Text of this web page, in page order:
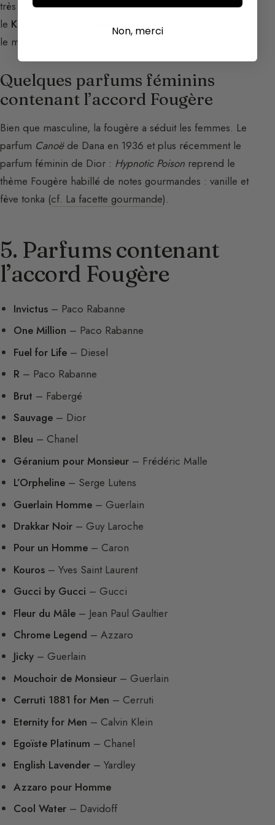
très vibrantes et très puissantes et viriles comme leZ11
le Karanal Ambrocénide Limbanol
le même style.
Quelques parfums féminins
contenant l’accord Fougère
Bien que masculine, la fougère a séduit les femmes. Le
parfum Canoëde Dana en 1936 et plus récemment le
parfum féminin de Dior : Hypnotic Poison reprend le
thème Fougère habillé de notes gourmandes : vanille et
fève tonka (cf. La facette gourmande).
5. Parfums contenant
l’accord Fougère
Invictus – Paco Rabanne
One Million – Paco Rabanne
Fuel for Life – Diesel
R – Paco Rabanne
Brut – Fabergé
Sauvage – Dior
Bleu – Chanel
Géranium pour Monsieur – Frédéric Malle
L’Orpheline – Serge Lutens
Guerlain Homme – Guerlain
Drakkar Noir – Guy Laroche
Pour un Homme – Caron
Kouros – Yves Saint Laurent
Gucci by Gucci – Gucci
Fleur du Mâle – Jean Paul Gaultier
Chrome Legend – Azzaro
Jicky – Guerlain
Mouchoir de Monsieur – Guerlain
Cerruti 1881 for Men – Cerruti
Eternity for Men – Calvin Klein
Egoïste Platinum – Chanel
English Lavender – Yardley
Azzaro pour Homme
Cool Water – Davidoff
Non, merci